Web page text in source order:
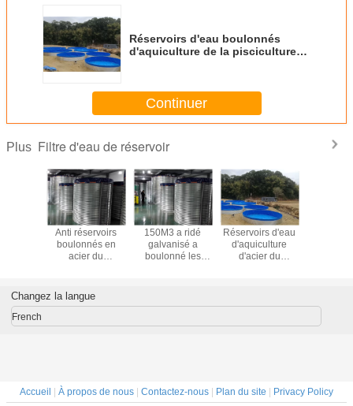
Réservoirs d'eau boulonnés
d'aquiculture de la pisciculture
Continuer
Plus Filtre d'eau de réservoir
de
Anti réservoirs
boulonnés en
acier du
de corrosion
150M3 a ridé
galvanisé a
boulonné les
Réservoirs d'eau
d'aquiculture
d'acier du
Changez la langue
French
Accueil À propos de nous Contactez-nous Plan du site Privacy Policy